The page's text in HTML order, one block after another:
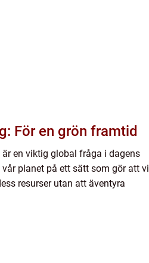
För en grön framtid
en viktig global fråga i dagens
planet på ett sätt som gör att vi
resurser utan att äventyra